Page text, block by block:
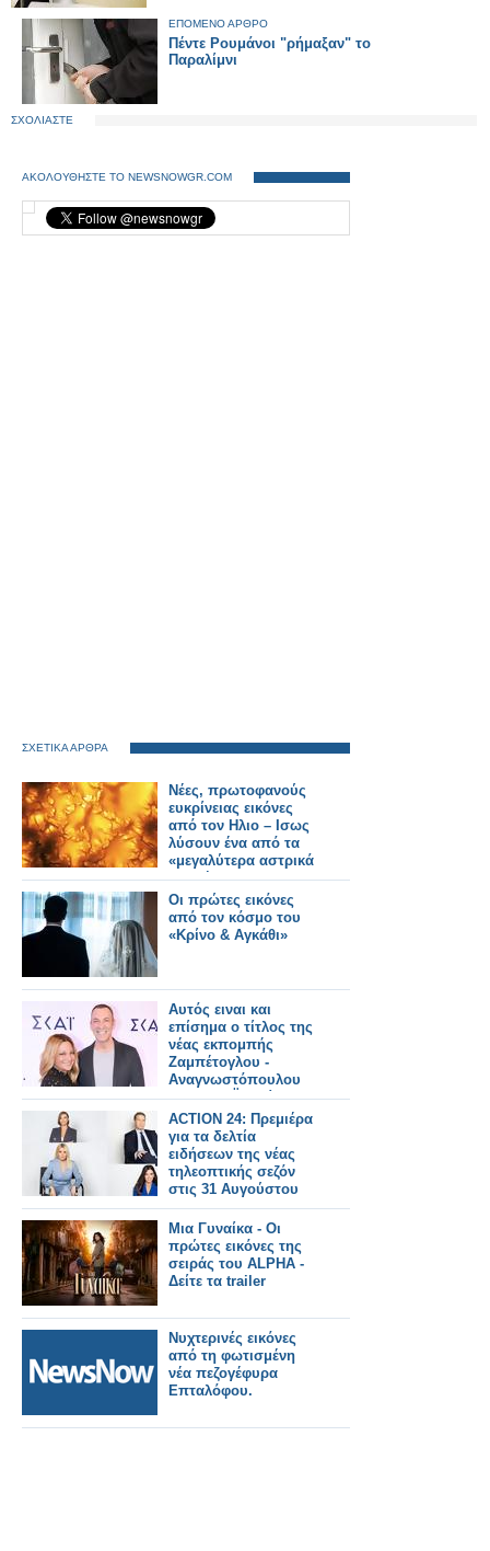
ΕΠΟΜΕΝΟ ΑΡΘΡΟ
Πέντε Ρουμάνοι "ρήμαξαν" το
Παραλίμνι
ΣΧΟΛΙΑΣΤΕ
ΑΚΟΛΟΥΘΗΣΤΕ ΤΟ NEWSNOWGR.COM
ΣΧΕΤΙΚΑ ΑΡΘΡΑ
Νέες, πρωτοφανούς
ευκρίνειας εικόνες
από τον Ηλιο – Ισως
λύσουν ένα από τα
«μεγαλύτερα αστρικά
μυστήρια»
Οι πρώτες εικόνες
από τον κόσμο του
«Κρίνο & Αγκάθι»
Αυτός ειναι και
επίσημα ο τίτλος της
νέας εκπομπής
Ζαμπέτογλου -
Αναγνωστόπουλου
στον ΣΚΑΪ - Δείτε το
τρειλερ
ACTION 24: Πρεμιέρα
για τα δελτία
ειδήσεων της νέας
τηλεοπτικής σεζόν
στις 31 Αυγούστου
Μια Γυναίκα - Οι
πρώτες εικόνες της
σειράς του ALPHA -
Δείτε τα trailer
Νυχτερινές εικόνες
από τη φωτισμένη
νέα πεζογέφυρα
Επταλόφου.